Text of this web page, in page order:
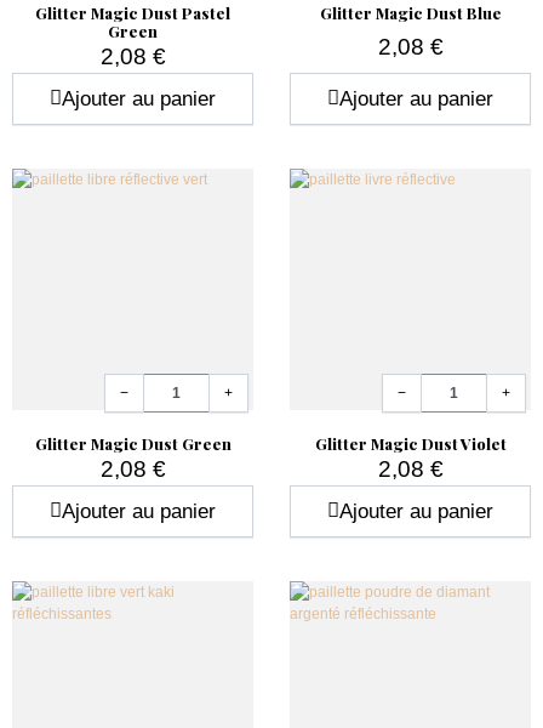
Glitter Magic Dust Pastel
Green
2,08 €
Ajouter au panier
Glitter Magic Dust Blue
Prix
2,08 €
Ajouter au panier
Glitter Magic Dust Green
2,08 €
− +
Ajouter au panier
Glitter Magic Dust Violet
2,08 €
− +
Ajouter au panier